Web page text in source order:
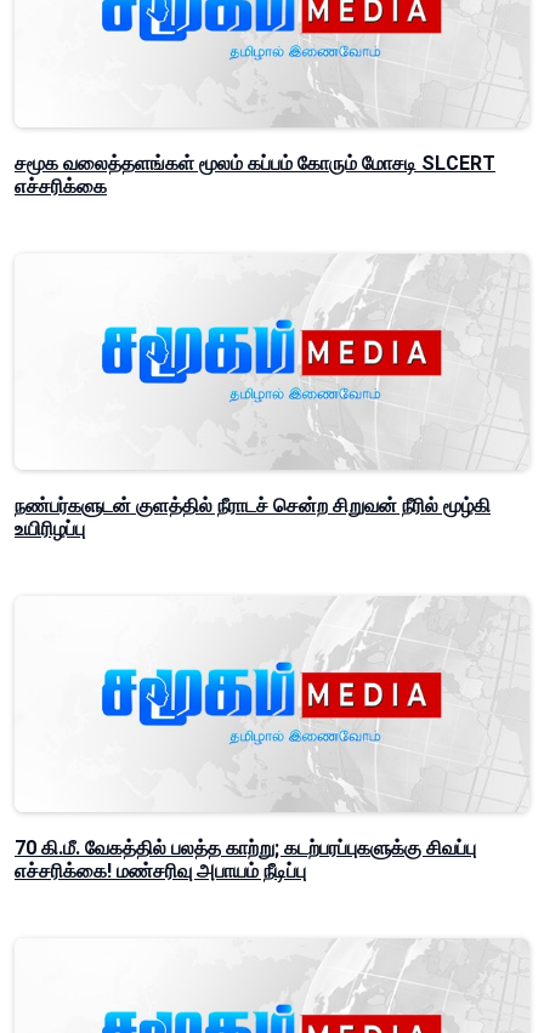
சமூக வலைத்தளங்கள் மூலம் கப்பம் கோரும் மோசடி SLCERT
எச்சரிக்கை
நண்பர்களுடன் குளத்தில் நீராடச் சென்ற சிறுவன் நீரில் மூழ்கி
உயிரிழப்பு
70 கி.மீ. வேகத்தில் பலத்த காற்று; கடற்பரப்புகளுக்கு சிவப்பு
எச்சரிக்கை! மண்சரிவு அபாயம் நீடிப்பு